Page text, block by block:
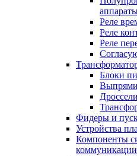
Реле
Реле
Реле
Блоки
Дроссели
Фидеры и
Устройства
Компоненты
коммуникации